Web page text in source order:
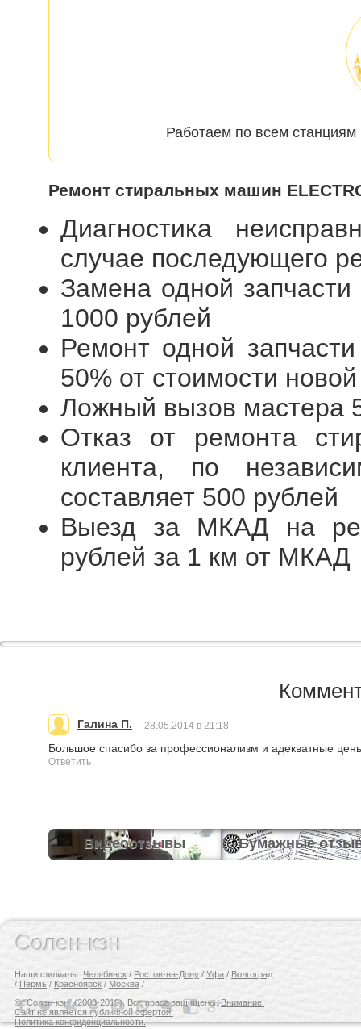
Работаем по всем
Ремонт стиральных машин
Диагностика
случае последующего
Замена одной
1000 рублей
Ремонт одной
50% от стоимости
Ложный вызов мастера
Отказ от ремонта
клиента, по
составляет 500 рублей
Выезд за МКАД на
рублей за 1 км от МКАД
Галина П. 28.05.2014 в 21:18
Большое спасибо за профессионализм и адекватные
Ответить
Видеоотзывы Бумажные
Солен-кзн
Наши филиалы: Челябинск / Ростов-на-Дону / Уфа / Волгоград
/ Пермь / Красноярск / Москва /
© "Солен-кзн" (2003-2015). Все права защищены.Внимание!
Сайт не является публичной офертой.
Политика конфиденциальности.